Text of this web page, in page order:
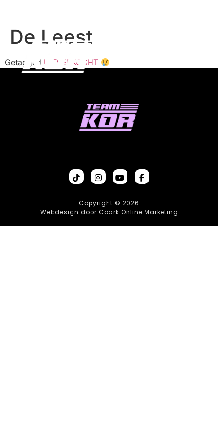
De Leest
Getagged UITVERKOCHT
Copyright © 2026
Webdesign door Coark Online Marketing